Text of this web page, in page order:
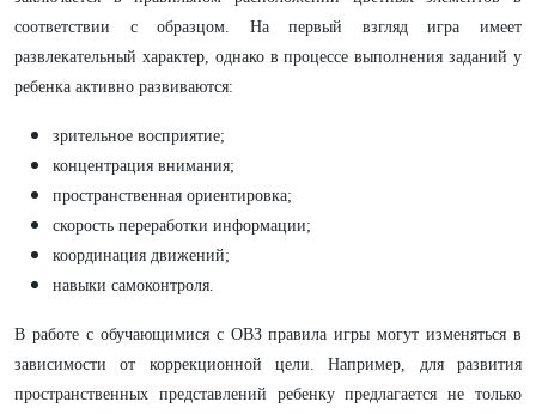
соответствии с образцом. На первый взгляд игра имеет
развлекательный характер, однако в процессе выполнения заданий у
ребенка активно развиваются:
зрительное восприятие;
концентрация внимания;
пространственная ориентировка;
скорость переработки информации;
координация движений;
навыки самоконтроля.
В работе с обучающимися с ОВЗ правила игры могут изменяться в
зависимости от коррекционной цели. Например, для развития
пространственных представлений ребенку предлагается не только